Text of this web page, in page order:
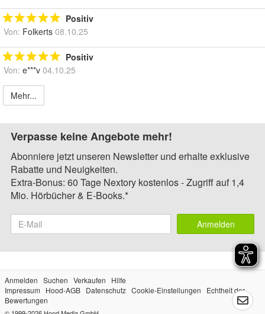
Positiv
Von: Folkerts 08.10.25
Positiv
Von: e***v 04.10.25
Mehr...
Verpasse keine Angebote mehr!
Abonniere jetzt unseren Newsletter und erhalte exklusive
Rabatte und Neuigkeiten.
Extra-Bonus: 60 Tage Nextory kostenlos - Zugriff auf 1,4
Mio. Hörbücher & E-Books.*
Anmelden
Anmelden Suchen Verkaufen
Hilfe
Impressum
Hood-AGB Datenschutz Cookie-Einstellungen
Echtheit der
Bewertungen